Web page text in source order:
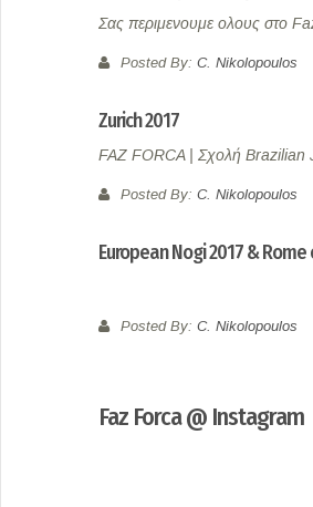
Σας περιμενουμε ολους στο
Posted By: C. Nikolopoulos
Zurich 2017
FAZ FORCA | Σχολή Brazilian
Posted By: C. Nikolopoulos
European Nogi 2017 &
Posted By: C. Nikolopoulos
Faz Forca @ Instagram